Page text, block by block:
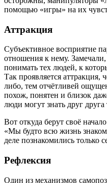
помощью «игры» на их
Аттракция
Субъективное восприятие
отношения к нему.
понимать тех людей, к
Так проявляется
либо, тем отчётливей
похож, понятен и близок
люди могут знать друг друга
Вот откуда берут своё
«Мы будто всю жизнь
деле познакомились только
Рефлексия
Один из механизмов